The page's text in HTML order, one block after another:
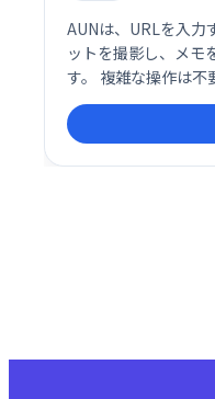
AUNは、URLを入力
ットを撮影し、メモ
す。 複雑な操作は不
メモ作成を瞬時に
します。